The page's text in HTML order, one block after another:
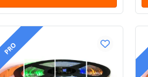
PRO